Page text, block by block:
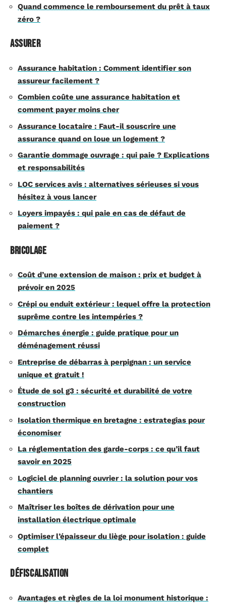
Quand commence le remboursement du prêt à taux
zéro ?
Assurer
Assurance habitation : Comment identifier son
assureur facilement ?
Combien coûte une assurance habitation et
comment payer moins cher
Assurance locataire : Faut-il souscrire une
assurance quand on loue un logement ?
Garantie dommage ouvrage : qui paie ? Explications
et responsabilités
LOC services avis : alternatives sérieuses si vous
hésitez à vous lancer
Loyers impayés : qui paie en cas de défaut de
paiement ?
Bricolage
Coût d’une extension de maison : prix et budget à
prévoir en 2025
Crépi ou enduit extérieur : lequel offre la protection
suprême contre les intempéries ?
Démarches énergie : guide pratique pour un
déménagement réussi
Entreprise de débarras à perpignan : un service
unique et gratuit !
Étude de sol g3 : sécurité et durabilité de votre
construction
Isolation thermique en bretagne : estrategias pour
économiser
La réglementation des garde-corps : ce qu’il faut
savoir en 2025
Logiciel de planning ouvrier : la solution pour vos
chantiers
Maîtriser les boîtes de dérivation pour une
installation électrique optimale
Optimiser l’épaisseur du liège pour isolation : guide
complet
Défiscalisation
Avantages et règles de la loi monument historique :